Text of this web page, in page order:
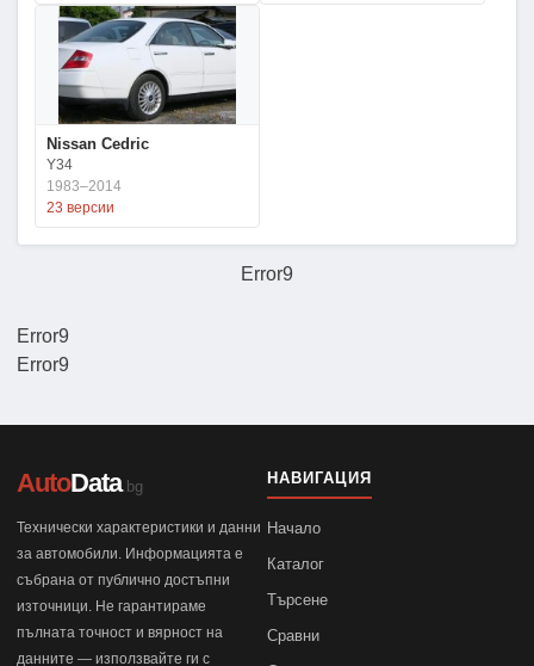
Error9
Nissan Cedric
Y34
1983–2014
23 версии
Error9
Error9
AutoData.bg
Технически характеристики и данни
за автомобили. Информацията е
събрана от публично достъпни
източници. Не гарантираме
пълната точност и вярност на
данните — използвайте ги с
НАВИГАЦИЯ
Начало
Каталог
Търсене
Сравни